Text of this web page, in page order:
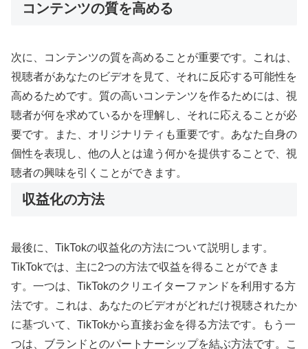
コンテンツの質を高める
次に、コンテンツの質を高めることが重要です。これは、
視聴者があなたのビデオを見て、それに反応する可能性を
高めるためです。質の高いコンテンツを作るためには、視
聴者が何を求めているかを理解し、それに応えることが必
要です。また、オリジナリティも重要です。あなた自身の
個性を表現し、他の人とは違う何かを提供することで、視
聴者の興味を引くことができます。
収益化の方法
最後に、TikTokの収益化の方法について説明します。
TikTokでは、主に2つの方法で収益を得ることができま
す。一つは、TikTokのクリエイターファンドを利用する方
法です。これは、あなたのビデオがどれだけ視聴されたか
に基づいて、TikTokから直接お金を得る方法です。もう一
つは、ブランドとのパートナーシップを結ぶ方法です。こ